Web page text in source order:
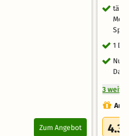
Zum Angebot
1
3
4.3